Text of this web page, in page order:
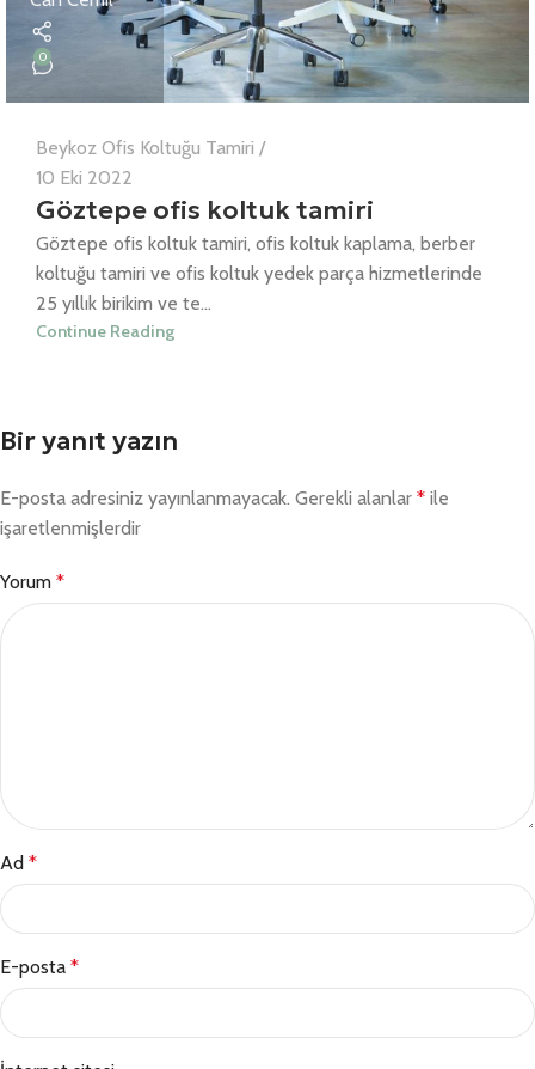
0
Beykoz Ofis Koltuğu Tamiri
10 Eki 2022
Göztepe ofis koltuk tamiri
Göztepe ofis koltuk tamiri, ofis koltuk kaplama, berber
koltuğu tamiri ve ofis koltuk yedek parça hizmetlerinde
25 yıllık birikim ve te...
Continue Reading
Bir yanıt yazın
E-posta adresiniz yayınlanmayacak. Gerekli alanlar * ile
işaretlenmişlerdir
Yorum *
Ad *
E-posta *